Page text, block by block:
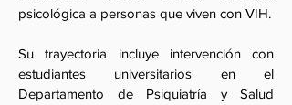
psicológica a personas que viven con VIH.
Su trayectoria incluye intervención con
estudiantes universitarios en el
Departamento de Psiquiatría y Salud